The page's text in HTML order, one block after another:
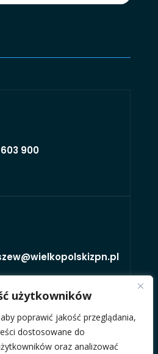
użytkowników
poprawić jakość przeglądania,
dostosowane do
oraz analizować
900